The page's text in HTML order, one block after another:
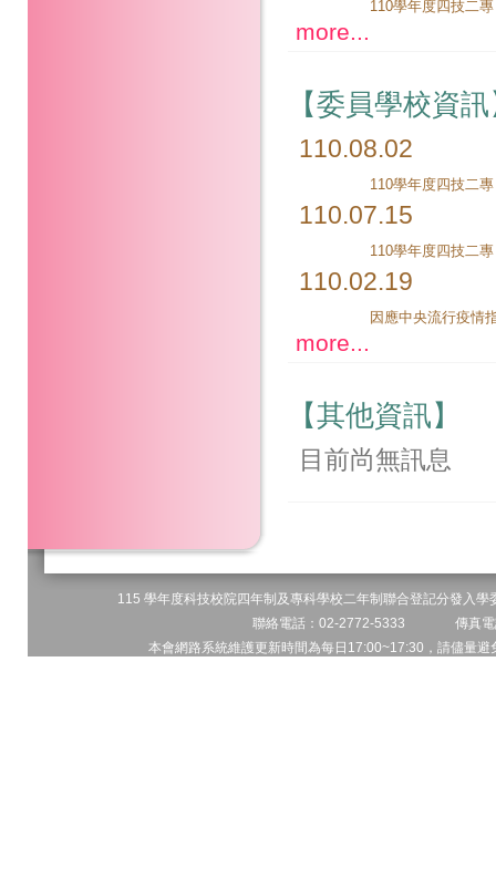
more...
【委員學校資
110.08.02
110.07.15
110.02.19
more...
【其他資訊】
目前尚無訊息
115 學年度科技校院四年制及專科學校二年制聯合登記分發
聯絡電話：02-2772-5333 傳真
本會網路系統維護更新時間為每日17:00~17:30，請儘量